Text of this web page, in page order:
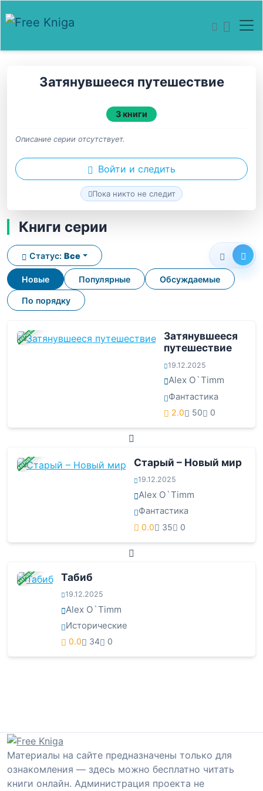
Затянувшееся путешествие
3 книги
Описание серии отсутствует.
Войти и следить
Пока никто не следит
Книги серии
Новые Популярные Обсуждаемые
По порядку
Статус: Все
ЗАВЕРШЕНА
Затянувшееся
путешествие
19.12.2025
Alex O`Timm
Фантастика
2.0 50 0
ЗАВЕРШЕНА Старый – Новый мир
19.12.2025
Alex O`Timm
Фантастика
0.0 35 0
ЗАВЕРШЕНА Табиб
19.12.2025
Alex O`Timm
Исторические
0.0 34 0
Материалы на сайте предназначены только для
ознакомления — здесь можно бесплатно читать
книги онлайн. Администрация проекта не